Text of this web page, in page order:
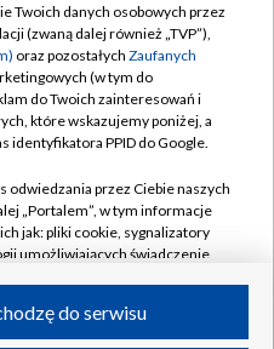
TVP
TVP
w TVP
przetargowe
Telewizyjna
TVP
zgody
Akcyjna w likwidacji
Twoich danych osobowych przez
(zwaną dalej również „TVP”),
oraz pozostałych Zaufanych
(w tym do
do Twoich zainteresowań i
które wskazujemy poniżej, a
identyfikatora PPID do Google.
odwiedzania przez Ciebie naszych
„Portalem”, w tym informacje
jak: pliki cookie, sygnalizatory
umożliwiających świadczenie
do serwisu